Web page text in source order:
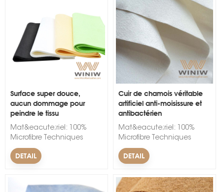
Surface super douce,
aucun dommage pour
peindre le tissu
professionnel Chamois
Mat&eacute;riel: 100%
Microfibre Techniques
d'accompagnement&nbsp;:
Non-tiss&eacute; Largeur:
Rouge, Bleu, Vert, Jaune,
DETAIL
Cuir de chamois véritable
artificiel anti-moisissure et
antibactérien
Mat&eacute;riel: 100%
Microfibre Techniques
d'accompagnement&nbsp;:
Non-tiss&eacute; Largeur:
1 mm. Couleur: Noir, Blanc,
Rouge, Bleu, Vert, Jaune,
DETAIL